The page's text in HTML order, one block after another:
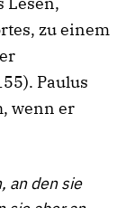
zu einem
Paulus
wenn er
an den sie